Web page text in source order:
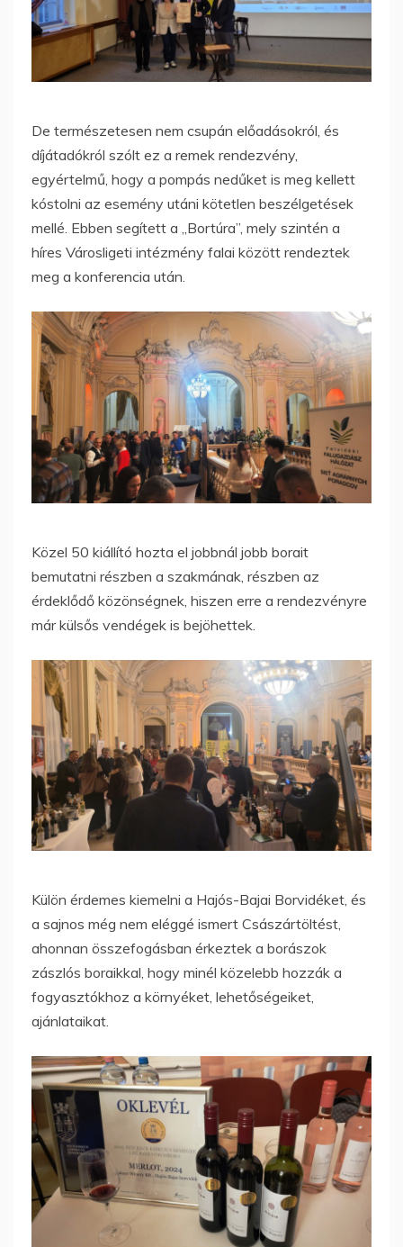
De természetesen nem csupán előadásokról, és
díjátadókról szólt ez a remek rendezvény,
egyértelmű, hogy a pompás nedűket is meg kellett
kóstolni az esemény utáni kötetlen beszélgetések
mellé. Ebben segített a „Bortúra”, mely szintén a
híres Városligeti intézmény falai között rendeztek
meg a konferencia után.
Közel 50 kiállító hozta el jobbnál jobb borait
bemutatni részben a szakmának, részben az
érdeklődő közönségnek, hiszen erre a rendezvényre
már külsős vendégek is bejöhettek.
Külön érdemes kiemelni a Hajós-Bajai Borvidéket, és
a sajnos még nem eléggé ismert Császártöltést,
ahonnan összefogásban érkeztek a borászok
zászlós boraikkal, hogy minél közelebb hozzák a
fogyasztókhoz a környéket, lehetőségeiket,
ajánlataikat.